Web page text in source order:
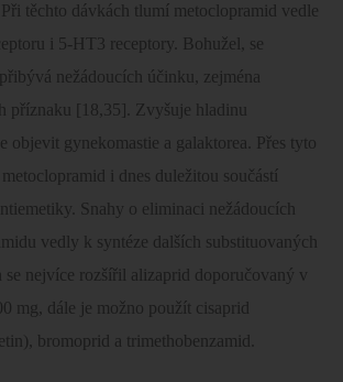
těchto dávkách tlumí metoclopramid vedle
i 5-HT3 receptory. Bohužel, se
nežádoucích účinku, zejména
příznaku [18,35]. Zvyšuje hladinu
objevit gynekomastie a galaktorea. Přes tyto
i dnes duležitou součástí
Snahy o eliminaci nežádoucích
vedly k syntéze dalších substituovaných
se nejvíce rozšířil alizaprid doporučovaný v
mg, dále je možno použít cisaprid
bromoprid a trimethobenzamid.